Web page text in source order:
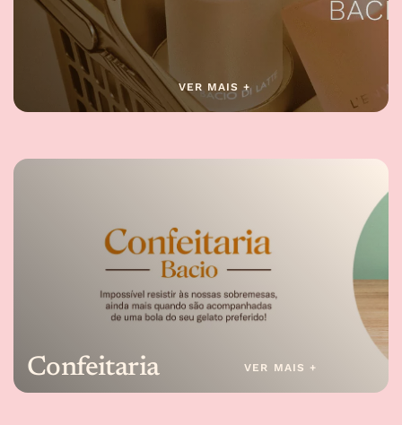
VER MAIS +
Confeitaria VER MAIS +